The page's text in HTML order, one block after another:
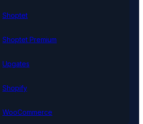
Shoptet
Shoptet Premium
Upgates
Shopify
WooCommerce